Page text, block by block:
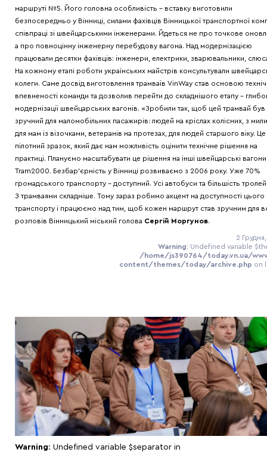
маршруті №5. Його головна особливість – вставку виготовили
безпосередньо у Вінниці, силами фахівців Вінницької транспортної
співпраці зі швейцарськими інженерами. Йдеться не про точкове
а про повноцінну інженерну перебудову вагона. Над модернізацією
працювали десятки фахівців: інженери, електрики, зварювальники,
На кожному етапі роботи українських майстрів консультували
колеги. Саме досвід виготовлення трамваїв VinWay став основою
впевненості команди та дозволив перейти до складнішого етапу –
модернізації швейцарських вагонів. «Зробили так, щоб цей трамвай був
зручний для маломобільних пасажирів: людей на кріслах колісних, з
для мам із візочками, ветеранів на протезах, для людей старшого віку. Це
пілотний зразок, який дає нам можливість оцінити технічне рішення на
практиці. Плануємо масштабувати це рішення на інші швейцарські вагони
Tram2000. Безбар’єрність у Вінниці розвиваємо з 2006 року. Уже 70%
громадського транспорту – доступний. Усі автобуси та більшість
З трамваями складніше. Тому зараз робимо акцент на доступності цього
транспорту і працюємо над тим, щоб кожен маршрут став зручним для
розповів Вінницький міський голова Сергій Моргунов.
2
Warning: Undefined variable
/home/js390764/today.vn.ua/
content/themes/today/archive.php on
Warning: Undefined variable $separator in